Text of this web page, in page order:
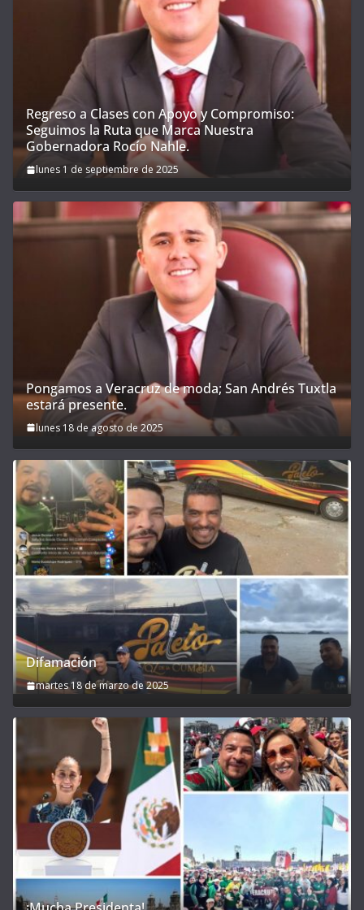
Regreso a Clases con Apoyo y Compromiso:
Seguimos la Ruta que Marca Nuestra
Gobernadora Rocío Nahle.
lunes 1 de septiembre de 2025
Pongamos a Veracruz de moda; San Andrés Tuxtla
estará presente.
lunes 18 de agosto de 2025
Difamación
martes 18 de marzo de 2025